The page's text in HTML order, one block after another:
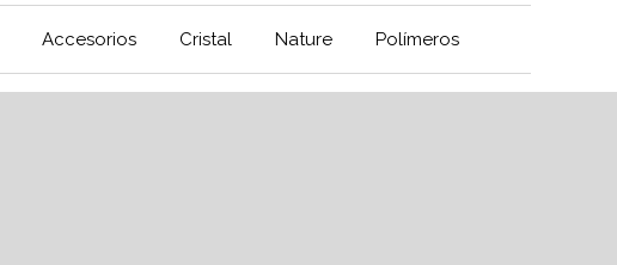
Accesorios Cristal Nature Polímeros